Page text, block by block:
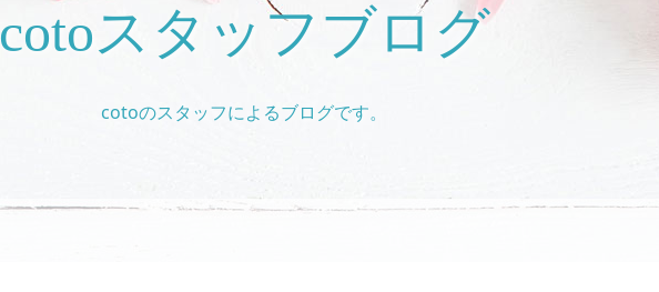
cotoスタッフブログ
cotoのスタッフによるブログです。